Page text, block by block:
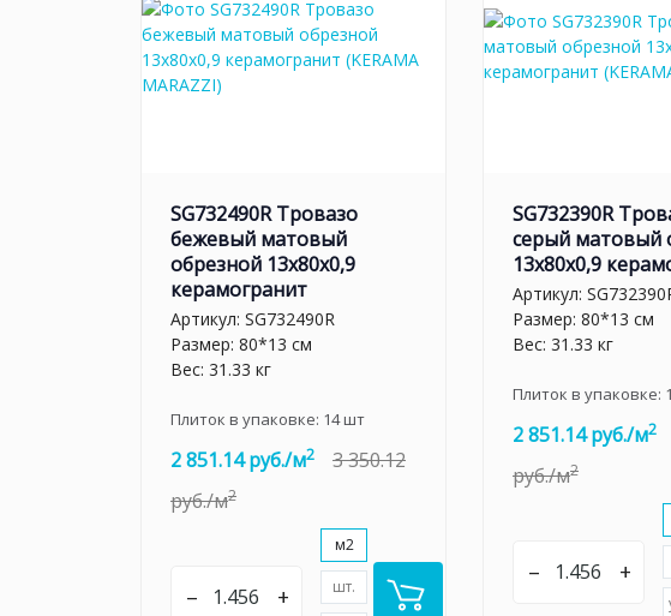
SG732490R Тровазо
бежевый матовый
обрезной 13x80x0,9
керамогранит
Артикул: SG732490R
Размер: 80*13 см
Вес: 31.33 кг
Плиток в упаковке: 14шт
2 851.14 руб./м2
3 350.12
руб./м2
– +
м2
шт.
SG732390R
серый матовый
13x80x0,9
Артикул:
Размер: 80*13 см
Вес: 31.33 кг
Плиток в упаковке:
2 851.14 руб./м2
руб./м2
– +